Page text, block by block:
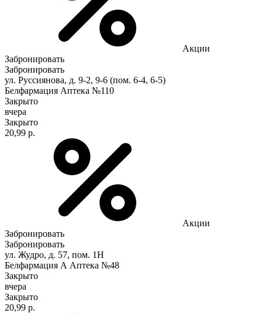
Акции
Забронировать
Забронировать
ул. Руссиянова, д. 9-2, 9-6 (пом. 6-4, 6-5)
Белфармация Аптека №110
Закрыто
вчера
Закрыто
20,99 р.
Акции
Забронировать
Забронировать
ул. Жудро, д. 57, пом. 1Н
Белфармация А Аптека №48
Закрыто
вчера
Закрыто
20,99 р.